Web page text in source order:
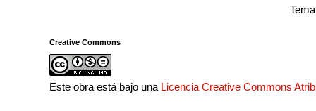
Creative Commons
Este obra está bajo una Licencia Creative Commons